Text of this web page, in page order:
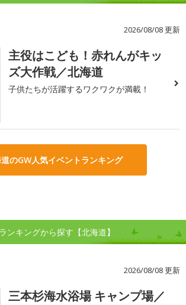
2026/08/08 更新
主役はこども！赤れんがキッ
ズ大作戦／北海道
子供たちが活躍するワクワクが満載！
のGW人気イベントランキング
ンキングから探す【北海道】
2026/08/08 更新
三本杉海水浴場 キャンプ場／